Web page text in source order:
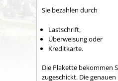
Sie bezahlen durch
Lastschrift,
Überweisung oder
Kreditkarte.
Die Plakette bekommen
zugeschickt. Die